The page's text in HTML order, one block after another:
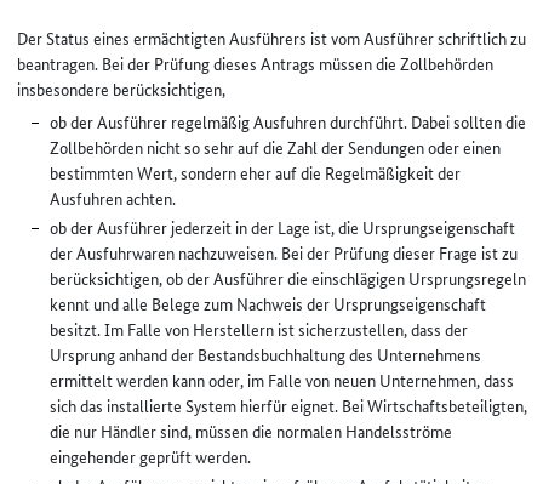
Der Status eines ermächtigten Ausführers ist vom Ausführer schriftlich zu
beantragen. Bei der Prüfung dieses Antrags müssen die Zollbehörden
insbesondere berücksichtigen,
ob der Ausführer regelmäßig Ausfuhren durchführt. Dabei sollten die
Zollbehörden nicht so sehr auf die Zahl der Sendungen oder einen
bestimmten Wert, sondern eher auf die Regelmäßigkeit der
Ausfuhren achten.
ob der Ausführer jederzeit in der Lage ist, die Ursprungseigenschaft
der Ausfuhrwaren nachzuweisen. Bei der Prüfung dieser Frage ist zu
berücksichtigen, ob der Ausführer die einschlägigen Ursprungsregeln
kennt und alle Belege zum Nachweis der Ursprungseigenschaft
besitzt. Im Falle von Herstellern ist sicherzustellen, dass der
Ursprung anhand der Bestandsbuchhaltung des Unternehmens
ermittelt werden kann oder, im Falle von neuen Unternehmen, dass
sich das installierte System hierfür eignet. Bei Wirtschaftsbeteiligten,
die nur Händler sind, müssen die normalen Handelsströme
eingehender geprüft werden.